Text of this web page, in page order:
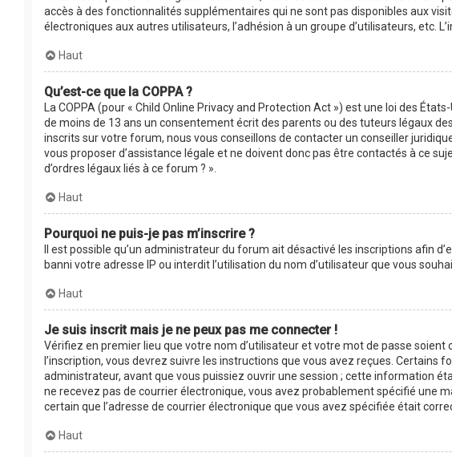
accès à des fonctionnalités supplémentaires qui ne sont pas disponibles aux
électroniques aux autres utilisateurs, l’adhésion à un groupe d’utilisateurs, etc.
Haut
Qu’est-ce que la COPPA ?
La COPPA (pour « Child Online Privacy and Protection Act ») est une loi des
de moins de 13 ans un consentement écrit des parents ou des tuteurs légaux
inscrits sur votre forum, nous vous conseillons de contacter un conseiller
vous proposer d’assistance légale et ne doivent donc pas être contactés à ce
d’ordres légaux liés à ce forum ? ».
Haut
Pourquoi ne puis-je pas m’inscrire ?
Il est possible qu’un administrateur du forum ait désactivé les inscriptions afin
banni votre adresse IP ou interdit l’utilisation du nom d’utilisateur que vous
Haut
Je suis inscrit mais je ne peux pas me connecter !
Vérifiez en premier lieu que votre nom d’utilisateur et votre mot de passe
l’inscription, vous devrez suivre les instructions que vous avez reçues.
administrateur, avant que vous puissiez ouvrir une session ; cette information
ne recevez pas de courrier électronique, vous avez probablement spécifié une
certain que l’adresse de courrier électronique que vous avez spécifiée était
Haut